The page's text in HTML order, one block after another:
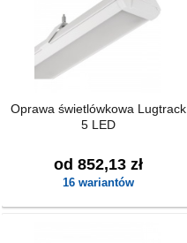
Oprawa świetlówkowa Lugtrack
5 LED
od 852,13 zł
16 wariantów